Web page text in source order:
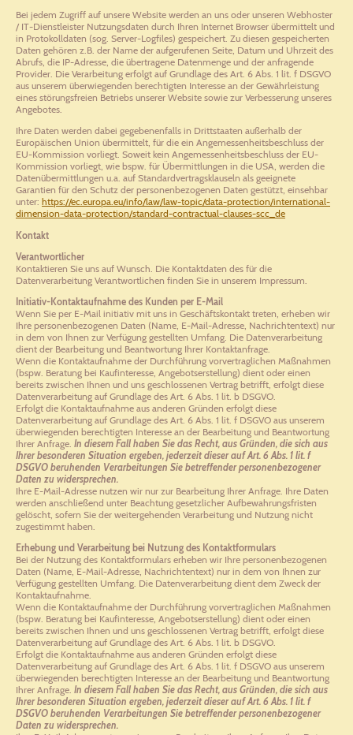
Bei jedem Zugriff auf unsere Website werden an uns oder unseren Webhoster
/ IT-Dienstleister Nutzungsdaten durch Ihren Internet Browser übermittelt und
in Protokolldaten (sog. Server-Logfiles) gespeichert. Zu diesen gespeicherten
Daten gehören z.B. der Name der aufgerufenen Seite, Datum und Uhrzeit des
Abrufs, die IP-Adresse, die übertragene Datenmenge und der anfragende
Provider. Die Verarbeitung erfolgt auf Grundlage des Art. 6 Abs. 1 lit. f DSGVO
aus unserem überwiegenden berechtigten Interesse an der Gewährleistung
eines störungsfreien Betriebs unserer Website sowie zur Verbesserung unseres
Angebotes.
Ihre Daten werden dabei gegebenenfalls in Drittstaaten außerhalb der
Europäischen Union übermittelt, für die ein Angemessenheitsbeschluss der
EU-Kommission vorliegt. Soweit kein Angemessenheitsbeschluss der EU-
Kommission vorliegt, wie bspw. für Übermittlungen in die USA, werden die
Datenübermittlungen u.a. auf Standardvertragsklauseln als geeignete
Garantien für den Schutz der personenbezogenen Daten gestützt, einsehbar
unter: https://ec.europa.eu/info/law/law-topic/data-protection/international-
dimension-data-protection/standard-contractual-clauses-scc_de
Kontakt
Verantwortlicher
Kontaktieren Sie uns auf Wunsch. Die Kontaktdaten des für die
Datenverarbeitung Verantwortlichen finden Sie in unserem Impressum.
Initiativ-Kontaktaufnahme des Kunden per E-Mail
Wenn Sie per E-Mail initiativ mit uns in Geschäftskontakt treten, erheben wir
Ihre personenbezogenen Daten (Name, E-Mail-Adresse, Nachrichtentext) nur
in dem von Ihnen zur Verfügung gestellten Umfang. Die Datenverarbeitung
dient der Bearbeitung und Beantwortung Ihrer Kontaktanfrage.
Wenn die Kontaktaufnahme der Durchführung vorvertraglichen Maßnahmen
(bspw. Beratung bei Kaufinteresse, Angebotserstellung) dient oder einen
bereits zwischen Ihnen und uns geschlossenen Vertrag betrifft, erfolgt diese
Datenverarbeitung auf Grundlage des Art. 6 Abs. 1 lit. b DSGVO.
Erfolgt die Kontaktaufnahme aus anderen Gründen erfolgt diese
Datenverarbeitung auf Grundlage des Art. 6 Abs. 1 lit. f DSGVO aus unserem
überwiegenden berechtigten Interesse an der Bearbeitung und Beantwortung
Ihrer Anfrage. In diesem Fall haben Sie das Recht, aus Gründen, die sich aus
Ihrer besonderen Situation ergeben, jederzeit dieser auf Art. 6 Abs. 1 lit. f
DSGVO beruhenden Verarbeitungen Sie betreffender personenbezogener
Daten zu widersprechen.
Ihre E-Mail-Adresse nutzen wir nur zur Bearbeitung Ihrer Anfrage. Ihre Daten
werden anschließend unter Beachtung gesetzlicher Aufbewahrungsfristen
gelöscht, sofern Sie der weitergehenden Verarbeitung und Nutzung nicht
zugestimmt haben.
Erhebung und Verarbeitung bei Nutzung des Kontaktformulars
Bei der Nutzung des Kontaktformulars erheben wir Ihre personenbezogenen
Daten (Name, E-Mail-Adresse, Nachrichtentext) nur in dem von Ihnen zur
Verfügung gestellten Umfang. Die Datenverarbeitung dient dem Zweck der
Kontaktaufnahme.
Wenn die Kontaktaufnahme der Durchführung vorvertraglichen Maßnahmen
(bspw. Beratung bei Kaufinteresse, Angebotserstellung) dient oder einen
bereits zwischen Ihnen und uns geschlossenen Vertrag betrifft, erfolgt diese
Datenverarbeitung auf Grundlage des Art. 6 Abs. 1 lit. b DSGVO.
Erfolgt die Kontaktaufnahme aus anderen Gründen erfolgt diese
Datenverarbeitung auf Grundlage des Art. 6 Abs. 1 lit. f DSGVO aus unserem
überwiegenden berechtigten Interesse an der Bearbeitung und Beantwortung
Ihrer Anfrage. In diesem Fall haben Sie das Recht, aus Gründen, die sich aus
Ihrer besonderen Situation ergeben, jederzeit dieser auf Art. 6 Abs. 1 lit. f
DSGVO beruhenden Verarbeitungen Sie betreffender personenbezogener
Daten zu widersprechen.